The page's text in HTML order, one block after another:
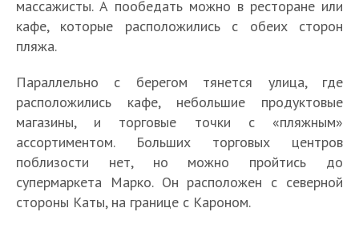
массажисты. А пообедать можно в ресторане или
кафе, которые расположились с обеих сторон
пляжа.
Параллельно с берегом тянется улица, где
расположились кафе, небольшие продуктовые
магазины, и торговые точки с «пляжным»
ассортиментом. Больших торговых центров
поблизости нет, но можно пройтись до
супермаркета Марко. Он расположен с северной
стороны Каты, на границе с Кароном.